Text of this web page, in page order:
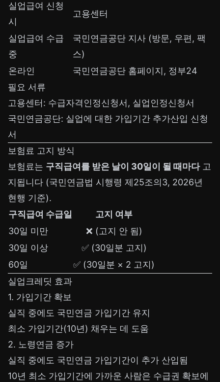
실업급여 신청
시
고용센터
실업급여 수급
중
국민연금공단 지사 (방문, 우편, 팩
스)
온라인
국민연금공단 홈페이지, 정부24
필요 서류
고용센터: 수급자격인정신청서, 실업인정신청서
국민연금공단: 실업에 대한 가입기간 추가산입 신청
서
보험료 고지 방식
보험료는 구직급여를 받은 날이 30일이 될 때마다고
지됩니다 (국민연금법 시행령 제25조의3, 2026년
현행 기준).
구직급여 수급일
고지 여부
30일 미만
❌ (고지 안 됨)
30일 이상
✅ (30일분 고지)
60일
✅ (30일분 × 2 고지)
실업크레딧 효과
1. 가입기간 확보
실직 중에도 국민연금 가입기간 유지
최소 가입기간(10년) 채우는 데 도움
2. 노령연금 증가
실직 중에도 국민연금 가입기간이 추가 산입됨
10년 최소 가입기간에 가까운 사람은 수급권 확보에